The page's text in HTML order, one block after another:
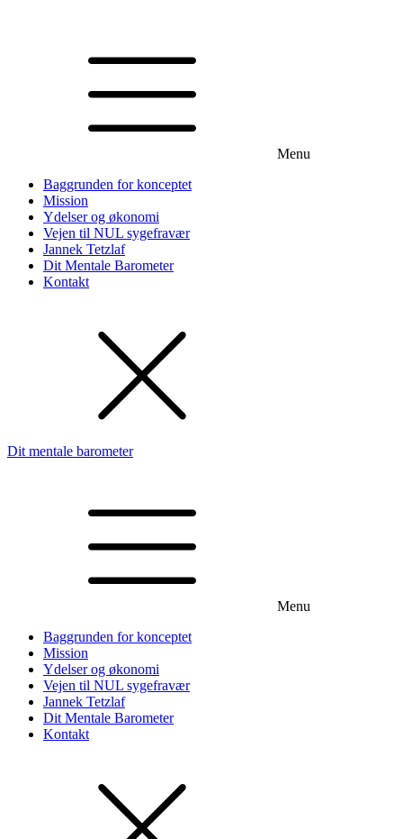
Menu
Baggrunden for konceptet
Mission
Ydelser og økonomi
Vejen til NUL sygefravær
Jannek Tetzlaf
Dit Mentale Barometer
Kontakt
Dit mentale barometer
Menu
Baggrunden for konceptet
Mission
Ydelser og økonomi
Vejen til NUL sygefravær
Jannek Tetzlaf
Dit Mentale Barometer
Kontakt